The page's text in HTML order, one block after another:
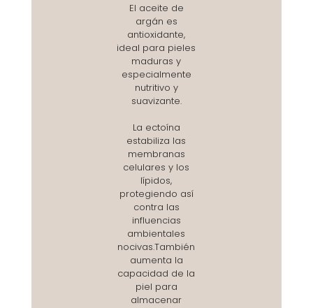
El aceite de
argán es
antioxidante,
ideal para pieles
maduras y
especialmente
nutritivo y
suavizante.
La ectoína
estabiliza las
membranas
celulares y los
lípidos,
protegiendo así
contra las
influencias
ambientales
nocivas.También
aumenta la
capacidad de la
piel para
almacenar